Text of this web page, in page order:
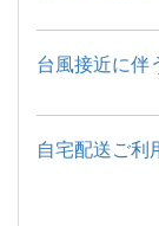
台風接近に伴
自宅配送ご利